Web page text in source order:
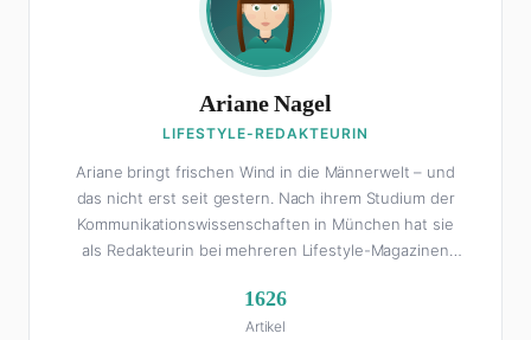
Ariane Nagel
LIFESTYLE-REDAKTEURIN
Ariane bringt frischen Wind in die Männerwelt – und
das nicht erst seit gestern. Nach ihrem Studium der
Kommunikationswissenschaften in München hat sie
als Redakteurin bei mehreren Lifestyle-Magazinen
Als Lifestyle-Redakteurin schreibt sie über alles, was
das Leben schöner macht: von Interior Design und
1626
Artikel